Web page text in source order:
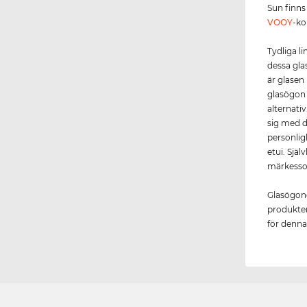
Sun
VOOY-
Tydliga
dessa
är
sig med
etui.
för